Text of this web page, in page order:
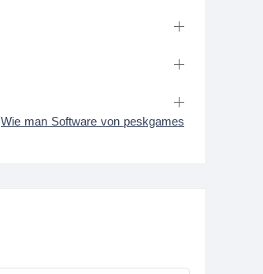
Wie man Software von peskgames